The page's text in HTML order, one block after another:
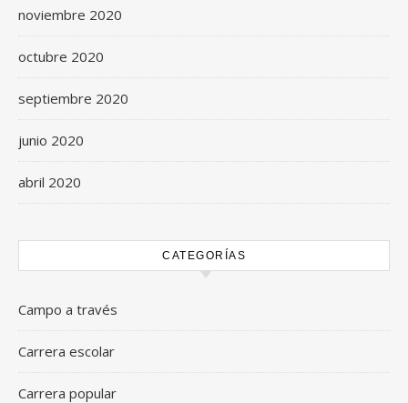
noviembre 2020
octubre 2020
septiembre 2020
junio 2020
abril 2020
CATEGORÍAS
Campo a través
Carrera escolar
Carrera popular